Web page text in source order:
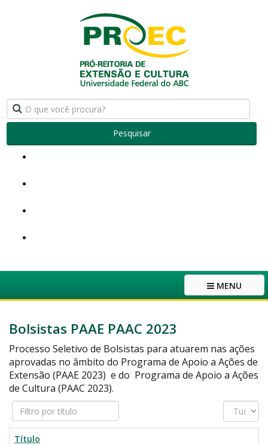
Pesquisar
MENU
Bolsistas PAAE PAAC 2023
Processo Seletivo de Bolsistas para atuarem nas ações
aprovadas no âmbito do Programa de Apoio a Ações de
Extensão (PAAE 2023) e do Programa de Apoio a Ações
de Cultura (PAAC 2023).
Filtro
por
título
Exibir
#
Título